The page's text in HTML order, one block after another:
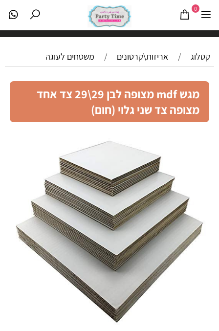
0
קטלוג / אריזות\קרטונים / משטחים לעוגה
מגש mdf מצופה לבן 29\29 צד אחד
מצופה צד שני גלוי (חום)